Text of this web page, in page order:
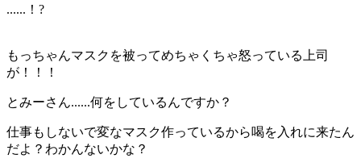
......！?
もっちゃんマスクを被ってめちゃくちゃ怒っている上司
が！！！
とみーさん......何をしているんですか？
仕事もしないで変なマスク作っているから喝を入れに来たん
だよ？わかんないかな？